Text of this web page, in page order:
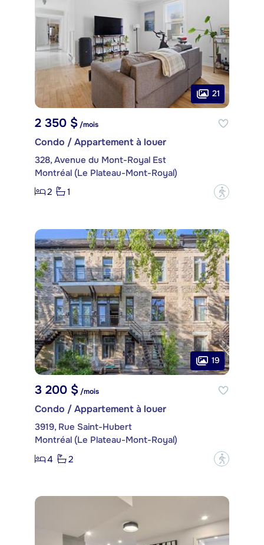
21
2 350 $ /mois
Condo / Appartement à louer
328, Avenue du Mont-Royal Est
Montréal (Le Plateau-Mont-Royal)
2
1 ?
19
3 200 $/mois
Condo / Appartement à louer
3919, Rue Saint-Hubert
Montréal (Le Plateau-Mont-Royal)
4
2 ?